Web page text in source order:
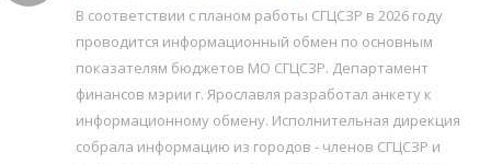
В соответствии с планом работы СГЦСЗР в 2026 году
проводится информационный обмен по основным
показателям бюджетов МО СГЦСЗР. Департамент
финансов мэрии г. Ярославля разработал анкету к
информационному обмену. Исполнительная дирекция
собрала информацию из городов - членов СГЦСЗР и